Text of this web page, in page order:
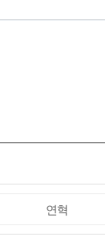
자정부 누리집입니다.
연혁